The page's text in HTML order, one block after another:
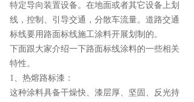
特定导向装置设备。在地面或者其它设备上划
线，控制、引导交通，分散车流量。道路交通
标线要用路面标线施工涂料开展划制的。
下面跟大家介绍一下路面标线涂料的一些相关
特性。
1、热熔路标漆：
这种涂料具备干燥快、漆层厚、坚固、反光持